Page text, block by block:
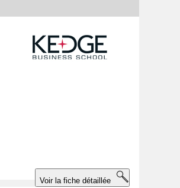
Voir la fiche détaillée